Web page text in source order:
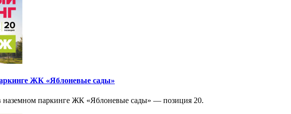
ЖК «Яблоневые сады»
наземном паркинге ЖК «Яблоневые сады» — позиция 20.